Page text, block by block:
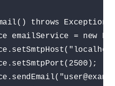
throws Exception
emailService = new